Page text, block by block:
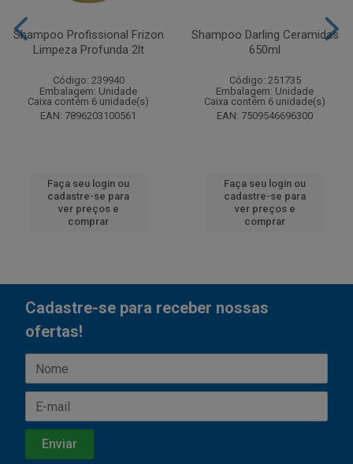
Shampoo Profissional Frizon
Limpeza Profunda 2lt
Código: 239940
Embalagem: Unidade
Caixa contém 6 unidade(s)
EAN: 7896203100561
Faça seu login ou
cadastre-se para
ver preços e
comprar
Shampoo Darling Ceramidas
650ml
Código: 251735
Embalagem: Unidade
Caixa contém 6 unidade(s)
EAN: 7509546696300
Faça seu login ou
cadastre-se para
ver preços e
comprar
Cadastre-se para receber nossas
ofertas!